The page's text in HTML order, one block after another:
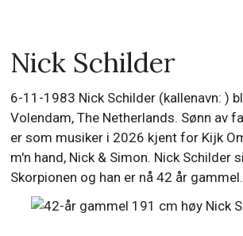
Nick Schilder
6-11-1983 Nick Schilder (kallenavn: )
Volendam, The Netherlands. Sønn av
er som musiker i 2026 kjent for Kijk
m'n hand, Nick & Simon. Nick Schilder
Skorpionen og han er nå 42 år gammel.